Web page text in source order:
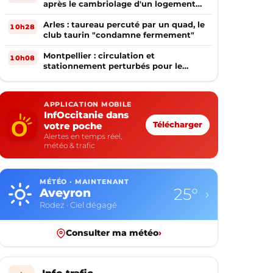
après le cambriolage d'un logement
occupé
10h28
Arles : taureau percuté par un quad, le
club taurin "condamne fermement"
10h08
Montpellier : circulation et
stationnement perturbés pour le
APPLICATION MOBILE
InfOccitanie dans
votre poche
Alertes en temps réel,
météo & trafic
Télécharger
MÉTÉO · MAINTENANT
Aveyron
Rodez · Ciel dégagé
25° ›
Consulter ma météo›